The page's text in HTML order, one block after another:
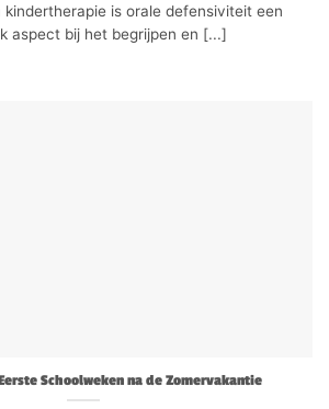
kindertherapie is orale defensiviteit een
aspect bij het begrijpen en [...]
Schoolweken na de Zomervakantie